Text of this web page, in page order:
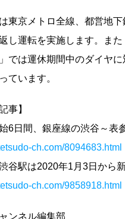
東京メトロ全線、都営地
し運転を実施します。ま
では運休期間中のダイヤ
ています。
事】
6日間、銀座線の渋谷～表
ch.com/8094683.html
谷駅は2020年1月3日か
ch.com/9858918.html
ンネル編集部